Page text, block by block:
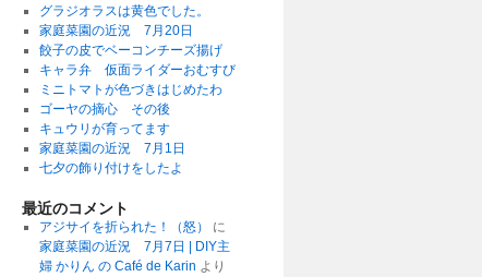
グラジオラスは黄色でした。
家庭菜園の近況 7月20日
餃子の皮でベーコンチーズ揚げ
キャラ弁 仮面ライダーおむすび
ミニトマトが色づきはじめたわ
ゴーヤの摘心 その後
キュウリが育ってます
家庭菜園の近況 7月1日
七夕の飾り付けをしたよ
最近のコメント
アジサイを折られた！（怒）
に
家庭菜園の近況 7月7日 | DIY主
婦 かりん の Café de Karin より